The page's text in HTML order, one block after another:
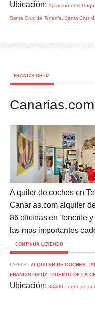
Ubicación: Apartahotel El
Santa Cruz de Tenerife, Santa Cruz
FRANCIS ORTIZ
Alquiler de coches en
Canarias.com alquiler
86 oficinas en Tenerife
las mas importantes
CONTINUA LEYENDO
LABELS : ALQUILER DE COCHES ,
FRANCIS ORTIZ , PUERTO DE LA
Ubicación: 38400 Puerto de la